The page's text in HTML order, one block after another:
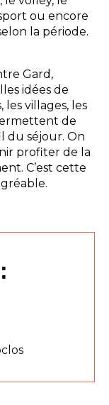
ou encore
la période.
Gard,
idées de
villages, les
de
du séjour. On
profiter de la
C’est cette